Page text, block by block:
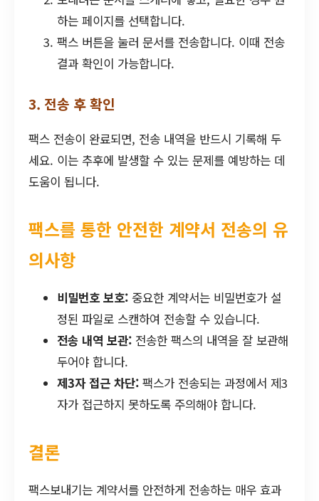
하는 페이지를 선택합니다.
팩스 버튼을 눌러 문서를 전송합니다. 이때 전송
결과 확인이 가능합니다.
3. 전송 후 확인
팩스 전송이 완료되면, 전송 내역을 반드시 기록해 두
세요. 이는 추후에 발생할 수 있는 문제를 예방하는 데
도움이 됩니다.
팩스를 통한 안전한 계약서 전송의 유
의사항
비밀번호 보호: 중요한 계약서는 비밀번호가 설
정된 파일로 스캔하여 전송할 수 있습니다.
전송 내역 보관: 전송한 팩스의 내역을 잘 보관해
두어야 합니다.
제3자 접근 차단: 팩스가 전송되는 과정에서 제3
자가 접근하지 못하도록 주의해야 합니다.
결론
팩스보내기는 계약서를 안전하게 전송하는 매우 효과